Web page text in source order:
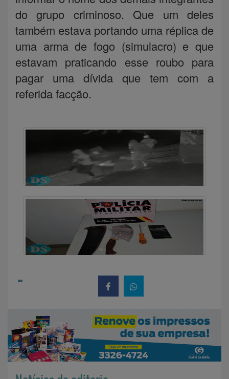
do grupo criminoso. Que um deles
também estava portando uma réplica de
uma arma de fogo (simulacro) e que
estavam praticando esse roubo para
pagar uma dívida que tem com a
referida facção.